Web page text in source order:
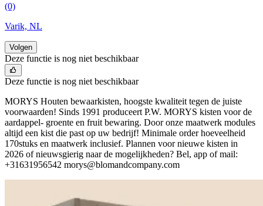
(0)
Varik, NL
Volgen
Deze functie is nog niet beschikbaar
Deze functie is nog niet beschikbaar
MORYS Houten bewaarkisten, hoogste kwaliteit tegen de juiste
voorwaarden! Sinds 1991 produceert P.W. MORYS kisten voor de
aardappel- groente en fruit bewaring. Door onze maatwerk modules
altijd een kist die past op uw bedrijf! Minimale order hoeveelheid
170stuks en maatwerk inclusief. Plannen voor nieuwe kisten in
2026 of nieuwsgierig naar de mogelijkheden? Bel, app of mail:
+31631956542 morys@blomandcompany.com